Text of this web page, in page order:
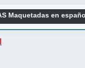
Maquetadas en